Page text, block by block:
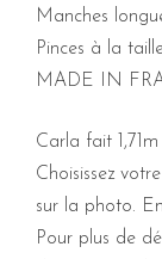
Manches
Pinces à la
MADE IN
Carla fait
Choisissez
sur la photo.
Pour plus de